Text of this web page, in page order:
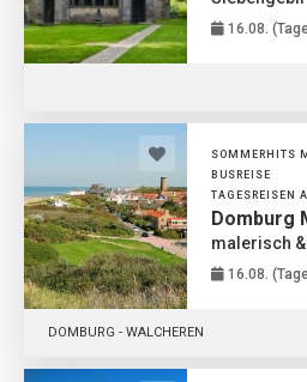
16.08.
SOMMERHITS
BUSREISE
TAGESREISEN
Domburg
malerisch
16.08.
DOMBURG - WALCHEREN